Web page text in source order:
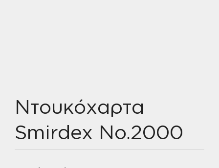
Ντουκόχαρτα
Smirdex No.2000